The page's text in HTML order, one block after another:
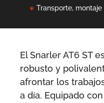
Transporte,
El Snarler AT6 ST
robusto y
afrontar los
a día. Equipado